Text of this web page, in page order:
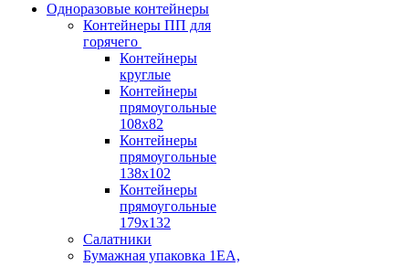
Одноразовые контейнеры
Контейнеры ПП для
горячего
Контейнеры
круглые
Контейнеры
прямоугольные
108х82
Контейнеры
прямоугольные
138х102
Контейнеры
прямоугольные
179х132
Салатники
Бумажная упаковка 1ЕА,